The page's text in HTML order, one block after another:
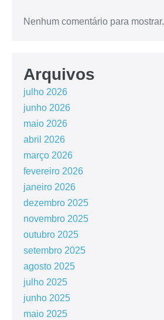
Nenhum comentário para mostrar.
Arquivos
julho 2026
junho 2026
maio 2026
abril 2026
março 2026
fevereiro 2026
janeiro 2026
dezembro 2025
novembro 2025
outubro 2025
setembro 2025
agosto 2025
julho 2025
junho 2025
maio 2025